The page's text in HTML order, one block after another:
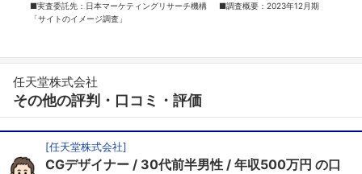
■実査委託先：日本マーケティングリサーチ機構 ■調査概要：2023年12月期
「サイトのイメージ調査」
任天堂株式会社
その他の評判・口コミ・評価
[任天堂株式会社]
CGデザイナー 30代前半男性 年収500万円 の口